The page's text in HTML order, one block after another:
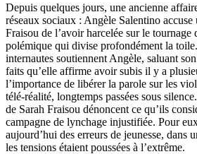
Depuis quelques jours, une ancienne
réseaux sociaux : Angèle Salentino
Fraisou de l’avoir harcelée sur le tournage
polémique qui divise profondément la
internautes soutiennent Angèle, saluant
faits qu’elle affirme avoir subis il y a
l’importance de libérer la parole sur les
télé-réalité, longtemps passées sous
de Sarah Fraisou dénoncent ce qu’ils
campagne de lynchage injustifiée. Pour
aujourd’hui des erreurs de jeunesse, dans
les tensions étaient poussées à l’extrême.